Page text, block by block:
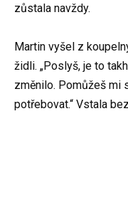
zůstala navždy.
Martin vyšel z
židli. „Poslyš, je to
změnilo. Pomůžeš mi
potřebovat.“ Vstala